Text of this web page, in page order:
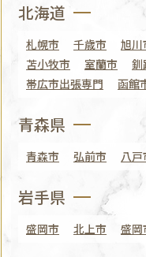
北海道
札幌市 千歳市 旭川
苫小牧市
室蘭市 釧
帯広市出張専門
函館
青森県
青森市 弘前市 八戸
岩手県
盛岡市 北上市 盛岡